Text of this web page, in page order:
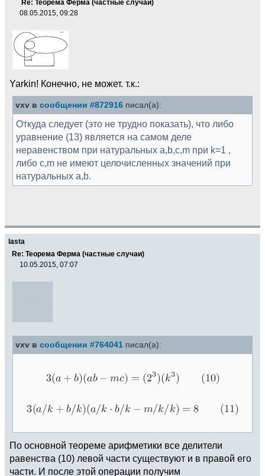
Re: Теорема Ферма (частные случаи)
08.05.2015, 09:28
Yarkin! Конечно, не может. т.к.:
vxv в сообщении #872916 писал(а):
Откуда следует (это не трудно показать), что либо
уравнение (13) является на самом деле
неравенством при натуральных a,b,c,m при k=1 ,
либо c,m не имеют целочисленных значений при
натуральных a,b.
lasta
Re: Теорема Ферма (частные случаи)
10.05.2015, 07:07
vxv в сообщении #764041 писал(а):
По основной теореме арифметики все делители
равенства (10) левой части существуют и в правой его
части. И после этой операции получим